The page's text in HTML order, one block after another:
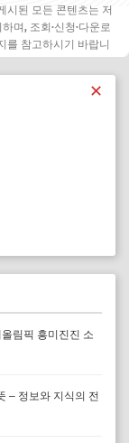
시된 모든 콘텐츠는 저
며, 조회·신청·다운로
를 참고하시기 바랍니
✕
림픽 흥미진진 소
– 정보와 지식의 전